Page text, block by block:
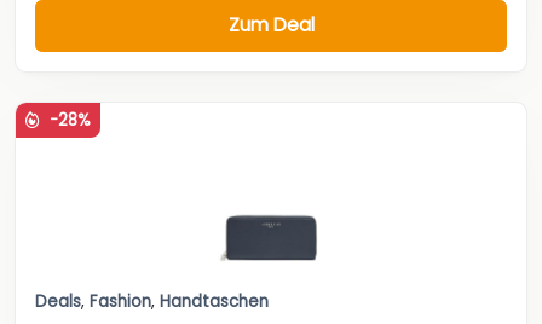
Zum Deal
-28%
Deals, Fashion, Handtaschen